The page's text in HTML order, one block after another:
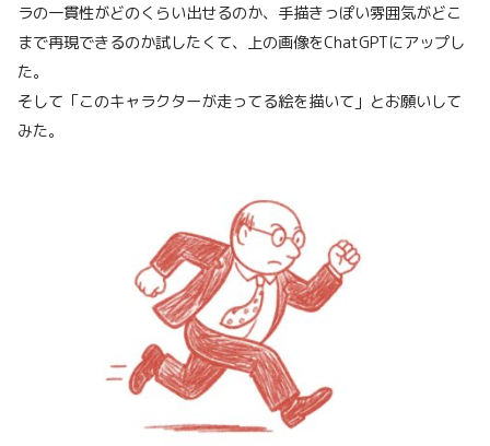
ラの一貫性がどのくらい出せるのか、手描きっぽい雰囲気がどこ
まで再現できるのか試したくて、上の画像をChatGPTにアップし
た。
そして「このキャラクターが走ってる絵を描いて」とお願いして
みた。